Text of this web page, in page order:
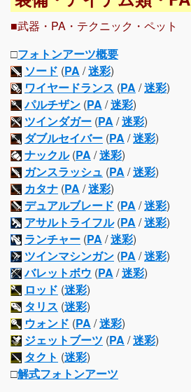
■武器・PA・テクニック・ペット
□フォトンアーツ概要
ソード (PA /迷彩)
ワイヤードランス (PA /迷彩)
パルチザン (PA /迷彩)
ツインダガー (PA /迷彩)
ダブルセイバー (PA /迷彩)
ナックル(PA /迷彩)
ガンスラッシュ (PA /迷彩)
カタナ (PA /迷彩)
デュアルブレード (PA /迷彩)
アサルトライフル(PA /迷彩)
ランチャー (PA /迷彩)
ツインマシンガン (PA /迷彩)
バレットボウ (PA /迷彩)
ロッド (迷彩)
タリス (迷彩)
ウォンド (PA /迷彩)
ジェットブーツ (PA /迷彩)
タクト (迷彩)
□解式フォトンアーツ